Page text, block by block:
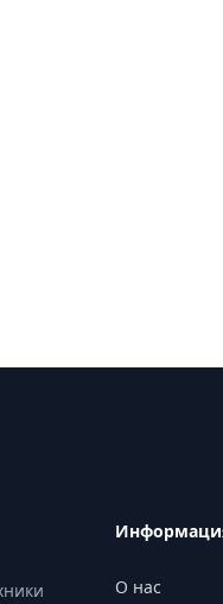
О нас